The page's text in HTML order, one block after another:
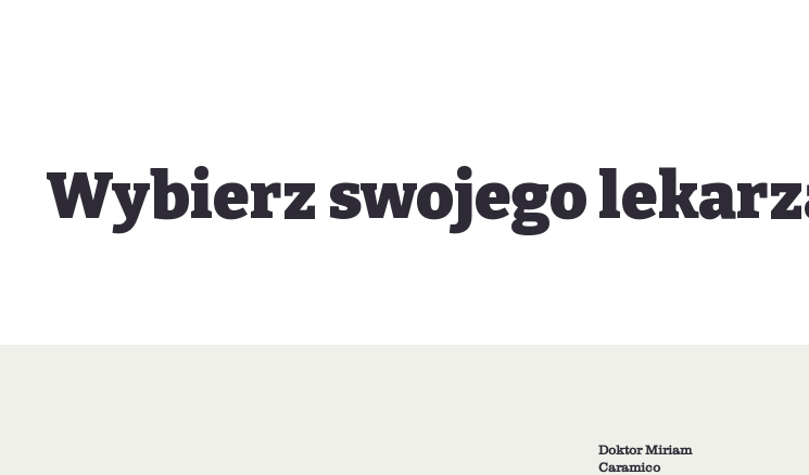
Doktor Miriam
Caramico
Wybierz swojego